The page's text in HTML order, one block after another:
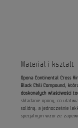
Materiał i kształt
Opona Continental Cross
Black Chili Compound,
doskonałych właściwości
składanie opony, co
solidną, a jednocześnie
specjalnym wzorze